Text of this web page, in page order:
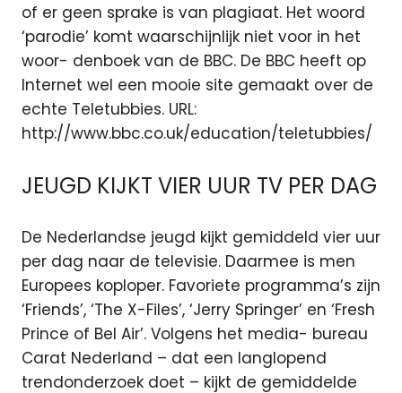
of er geen sprake is van plagiaat. Het woord
‘parodie’ komt waarschijnlijk niet voor in het
woor- denboek van de BBC. De BBC heeft op
Internet wel een mooie site gemaakt over de
echte Teletubbies. URL:
http://www.bbc.co.uk/education/teletubbies/
JEUGD KIJKT VIER UUR TV PER DAG
De Nederlandse jeugd kijkt gemiddeld vier uur
per dag naar de televisie. Daarmee is men
Europees koploper. Favoriete programma’s zijn
‘Friends’, ‘The X-Files’, ‘Jerry Springer’ en ‘Fresh
Prince of Bel Air’. Volgens het media- bureau
Carat Nederland – dat een langlopend
trendonderzoek doet – kijkt de gemiddelde